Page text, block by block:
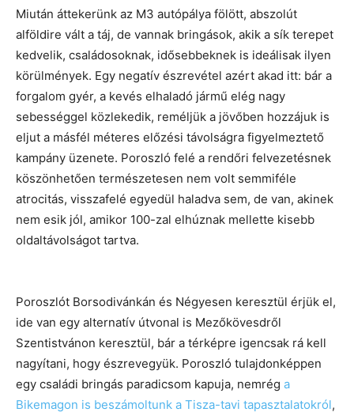
Miután áttekerünk az M3 autópálya fölött, abszolút
alföldire vált a táj, de vannak bringások, akik a sík terepet
kedvelik, családosoknak, idősebbeknek is ideálisak ilyen
körülmények. Egy negatív észrevétel azért akad itt: bár a
forgalom gyér, a kevés elhaladó jármű elég nagy
sebességgel közlekedik, reméljük a jövőben hozzájuk is
eljut a másfél méteres előzési távolságra figyelmeztető
kampány üzenete. Poroszló felé a rendőri felvezetésnek
köszönhetően természetesen nem volt semmiféle
atrocitás, visszafelé egyedül haladva sem, de van, akinek
nem esik jól, amikor 100-zal elhúznak mellette kisebb
oldaltávolságot tartva.
Poroszlót Borsodivánkán és Négyesen keresztül érjük el,
ide van egy alternatív útvonal is Mezőkövesdről
Szentistvánon keresztül, bár a térképre igencsak rá kell
nagyítani, hogy észrevegyük. Poroszló tulajdonképpen
egy családi bringás paradicsom kapuja, nemrég a
Bikemagon is beszámoltunk a Tisza-tavi tapasztalatokról,